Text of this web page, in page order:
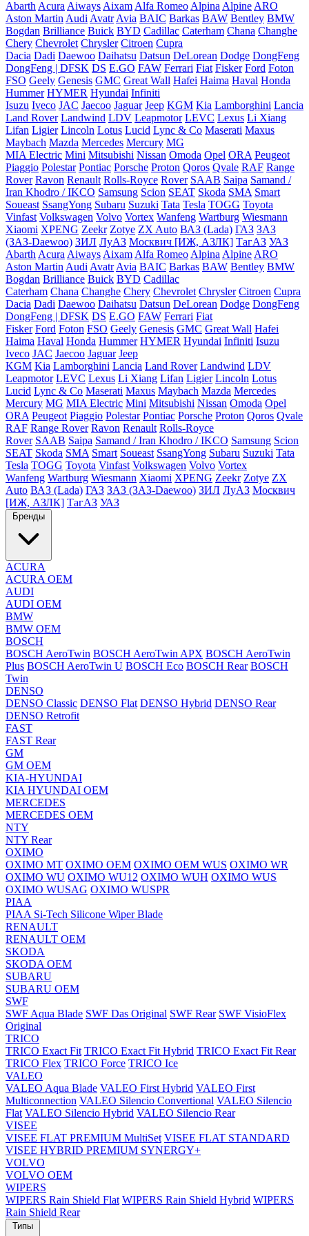
Abarth Acura Aiways Aixam Alfa Romeo Alpina Alpine ARO
Aston Martin Audi Avatr Avia BAIC Barkas BAW Bentley BMW
Bogdan Brilliance Buick BYD Cadillac Caterham Chana Changhe
Chery Chevrolet Chrysler Citroen Cupra
Dacia Dadi Daewoo Daihatsu Datsun DeLorean Dodge DongFeng
DongFeng | DFSK DS E.GO FAW Ferrari Fiat Fisker Ford Foton
FSO Geely Genesis GMC Great Wall Hafei Haima Haval Honda
Hummer HYMER Hyundai Infiniti
Isuzu Iveco JAC Jaecoo Jaguar Jeep KGM Kia Lamborghini Lancia
Land Rover Landwind LDV Leapmotor LEVC Lexus Li Xiang
Lifan Ligier Lincoln Lotus Lucid Lync & Co Maserati Maxus
Maybach Mazda Mercedes Mercury MG
MIA Electric Mini Mitsubishi Nissan Omoda Opel ORA Peugeot
Piaggio Polestar Pontiac Porsche Proton Qoros Qvale RAF Range
Rover Ravon Renault Rolls-Royce Rover SAAB Saipa Samand /
Iran Khodro / IKCO Samsung Scion SEAT Skoda SMA Smart
Soueast SsangYong Subaru Suzuki Tata Tesla TOGG Toyota
Vinfast Volkswagen Volvo Vortex Wanfeng Wartburg Wiesmann
Xiaomi XPENG Zeekr Zotye ZX Auto ВАЗ (Lada) ГАЗ ЗАЗ
(ЗАЗ-Daewoo) ЗИЛ ЛуАЗ Москвич [ИЖ, АЗЛК] ТагАЗ УАЗ
Abarth Acura Aiways Aixam Alfa Romeo Alpina Alpine ARO
Aston Martin Audi Avatr Avia BAIC Barkas BAW Bentley BMW
Bogdan Brilliance Buick BYD Cadillac
Caterham Chana Changhe Chery Chevrolet Chrysler Citroen Cupra
Dacia Dadi Daewoo Daihatsu Datsun DeLorean Dodge DongFeng
DongFeng | DFSK DS E.GO FAW Ferrari Fiat
Fisker Ford Foton FSO Geely Genesis GMC Great Wall Hafei
Haima Haval Honda Hummer HYMER Hyundai Infiniti Isuzu
Iveco JAC Jaecoo Jaguar Jeep
KGM Kia Lamborghini Lancia Land Rover Landwind LDV
Leapmotor LEVC Lexus Li Xiang Lifan Ligier Lincoln Lotus
Lucid Lync & Co Maserati Maxus Maybach Mazda Mercedes
Mercury MG MIA Electric Mini Mitsubishi Nissan Omoda Opel
ORA Peugeot Piaggio Polestar Pontiac Porsche Proton Qoros Qvale
RAF Range Rover Ravon Renault Rolls-Royce
Rover SAAB Saipa Samand / Iran Khodro / IKCO Samsung Scion
SEAT Skoda SMA Smart Soueast SsangYong Subaru Suzuki Tata
Tesla TOGG Toyota Vinfast Volkswagen Volvo Vortex
Wanfeng Wartburg Wiesmann Xiaomi XPENG Zeekr Zotye ZX
Auto ВАЗ (Lada) ГАЗ ЗАЗ (ЗАЗ-Daewoo) ЗИЛ ЛуАЗ Москвич
[ИЖ, АЗЛК] ТагАЗ УАЗ
Бренды
ACURA
ACURA OEM
AUDI
AUDI OEM
BMW
BMW OEM
BOSCH
BOSCH AeroTwin BOSCH AeroTwin APX BOSCH AeroTwin
Plus BOSCH AeroTwin U BOSCH Eco BOSCH Rear BOSCH
Twin
DENSO
DENSO Classic DENSO Flat DENSO Hybrid DENSO Rear
DENSO Retrofit
FAST
FAST Rear
GM
GM OEM
KIA-HYUNDAI
KIA HYUNDAI OEM
MERCEDES
MERCEDES OEM
NTY
NTY Rear
OXIMO
OXIMO MT OXIMO OEM OXIMO OEM WUS OXIMO WR
OXIMO WU OXIMO WU12 OXIMO WUH OXIMO WUS
OXIMO WUSAG OXIMO WUSPR
PIAA
PIAA Si-Tech Silicone Wiper Blade
RENAULT
RENAULT OEM
SKODA
SKODA OEM
SUBARU
SUBARU OEM
SWF
SWF Aqua Blade SWF Das Original SWF Rear SWF VisioFlex
Original
TRICO
TRICO Exact Fit TRICO Exact Fit Hybrid TRICO Exact Fit Rear
TRICO Flex TRICO Force TRICO Ice
VALEO
VALEO Aqua Blade VALEO First Hybrid VALEO First
Multiconnection VALEO Silencio Convertional VALEO Silencio
Flat VALEO Silencio Hybrid VALEO Silencio Rear
VISEE
VISEE FLAT PREMIUM MultiSet VISEE FLAT STANDARD
VISEE HYBRID PREMIUM SYNERGY+
VOLVO
VOLVO OEM
WIPERS
WIPERS Rain Shield Flat WIPERS Rain Shield Hybrid WIPERS
Rain Shield Rear
Типы